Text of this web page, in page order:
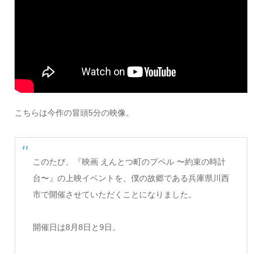
こちらは今作の冒頭5分の映像。
このたび、『映画 えんとつ町のプペル 〜約束の時計
台〜』の上映イベントを、僕の故郷である兵庫県川西
市で開催させていただくことになりました。
開催日は8月8日と9日。